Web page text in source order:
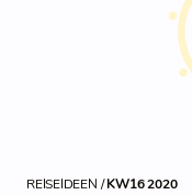
REISEIDEEN /KW16 2020